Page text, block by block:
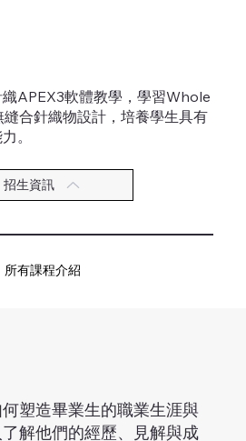
APEX3軟體教學，學習Whole
合針織物設計，培養學生具有
。
招生資訊
所有課程介紹
塑造畢業生的職業生涯與
解他們的經歷、見解與成